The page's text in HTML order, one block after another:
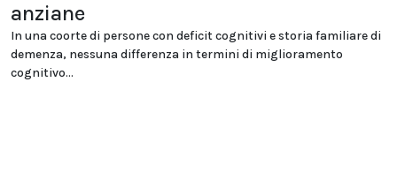
anziane
In una coorte di persone con deficit cognitivi e storia familiare di
demenza, nessuna differenza in termini di miglioramento
cognitivo...